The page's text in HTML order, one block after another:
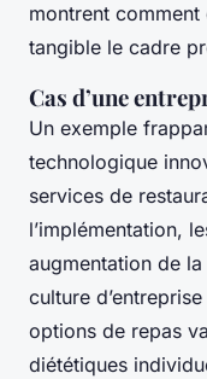
montrent
tangible le cadre
Cas d’une
Un exemple
technologique
services de
l’implémentation,
augmentation de
culture
options de repas
diététiques